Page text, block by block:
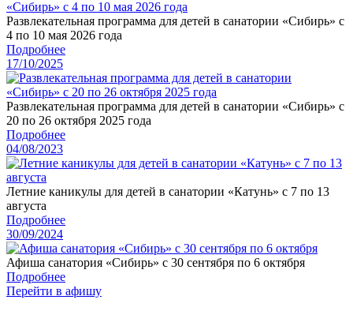
Развлекательная программа для детей в санатории «Сибирь» с
4 по 10 мая 2026 года
Подробнее
17/10/2025
Развлекательная программа для детей в санатории «Сибирь» с
20 по 26 октября 2025 года
Подробнее
04/08/2023
Летние каникулы для детей в санатории «Катунь» с 7 по 13
августа
Подробнее
30/09/2024
Афиша санатория «Сибирь» с 30 сентября по 6 октября
Подробнее
Перейти в афишу